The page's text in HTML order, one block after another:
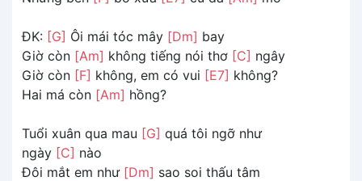
ĐK: [G] Ôi mái tóc mây [Dm] bay
Giờ còn [Am] không tiếng nói thơ [C] ngây
Giờ còn [F] không, em có vui [E7] không?
Hai má còn [Am] hồng?
Tuổi xuân qua mau [G] quá tôi ngỡ như
ngày [C] nào
Đôi mắt em như [Dm] sao soi thấu tâm